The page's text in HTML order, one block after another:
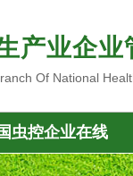
产业企
Of National
虫控企业在线